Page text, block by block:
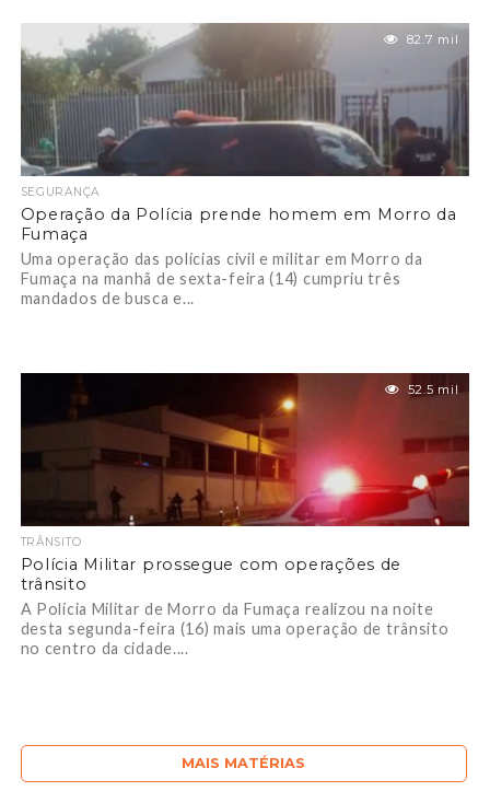
82.7 mil
SEGURANÇA
Operação da Polícia prende homem em Morro da
Fumaça
Uma operação das polícias civil e militar em Morro da
Fumaça na manhã de sexta-feira (14) cumpriu três
mandados de busca e...
52.5 mil
TRÂNSITO
Polícia Militar prossegue com operações de
trânsito
A Polícia Militar de Morro da Fumaça realizou na noite
desta segunda-feira (16) mais uma operação de trânsito
no centro da cidade....
MAIS MATÉRIAS